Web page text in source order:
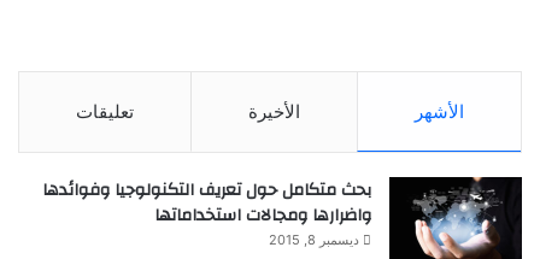
الأشهر الأخيرة تعليقات
بحث متكامل حول تعريف التكنولوجيا وفوائدها
واضرارها ومجالات استخداماتها
ديسمبر 8, 2015